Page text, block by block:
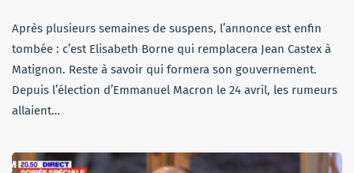
Après plusieurs semaines de suspens, l’annonce est enfin
tombée : c’est Elisabeth Borne qui remplacera Jean Castex à
Matignon. Reste à savoir qui formera son gouvernement.
Depuis l’élection d’Emmanuel Macron le 24 avril, les rumeurs
allaient…